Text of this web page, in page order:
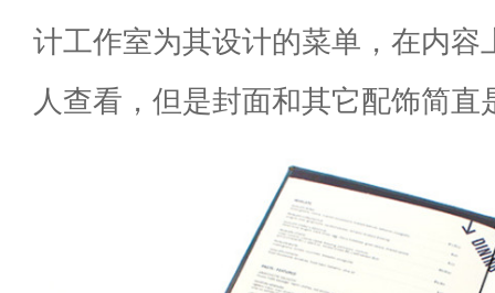
计工作室为其设计的菜单，在内容
人查看，但是封面和其它配饰简直